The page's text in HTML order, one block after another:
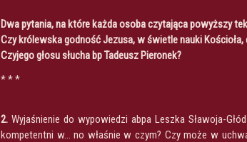
Dwa pytania, na które każda osoba czytająca powyższy
Czy królewska godność Jezusa, w świetle nauki
Czyjego głosu słucha bp Tadeusz Pieronek?
* * *
2.Wyjaśnienie do wypowiedzi abpa Leszka Sławoja-
kompetentni w… no właśnie w czym? Czy może w